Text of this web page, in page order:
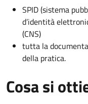
SPID (sistema
d’identità
(CNS)
tutta la
della pratica.
Cosa si